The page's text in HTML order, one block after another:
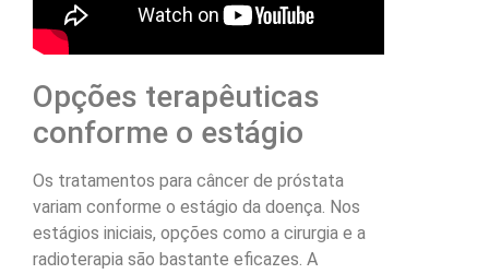
Opções terapêuticas
conforme o estágio
Os tratamentos para câncer de próstata
variam conforme o estágio da doença. Nos
estágios iniciais, opções como a cirurgia e a
radioterapia são bastante eficazes. A